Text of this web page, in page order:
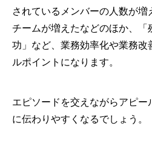
されているメンバーの人数が増
チームが増えたなどのほか、「
功」など、業務効率化や業務改
ルポイントになります。
エピソードを交えながらアピー
に伝わりやすくなるでしょう。